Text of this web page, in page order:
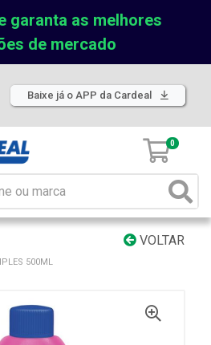
garanta as melhores
de mercado
Baixe já o APP da Cardeal
0
VOLTAR
500ML